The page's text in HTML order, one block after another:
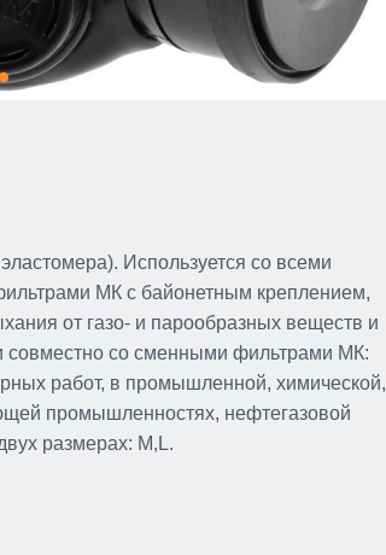
Используется со всеми
МК с байонетным креплением,
от газо- и парообразных веществ и
совместно со сменными фильтрами МК:
работ, в промышленной, химической,
промышленностях, нефтегазовой
размерах: М,L.